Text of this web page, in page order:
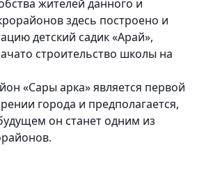
жителей данного и
здесь построено и
детский садик «Арай»,
строительство школы на
«Сары арка» является первой
города и предполагается,
он станет одним из